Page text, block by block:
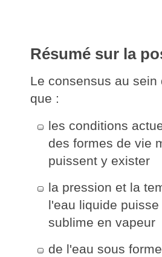
Résumé sur la
Le consensus au
que :
les conditions
des formes de vie
puissent y exister
la pression et la
l'eau liquide
sublime en vapeur
de l'eau sous